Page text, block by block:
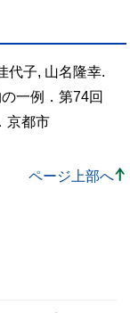
代子, 山名隆幸.
一例．第74回
京都市
ページ上部へ